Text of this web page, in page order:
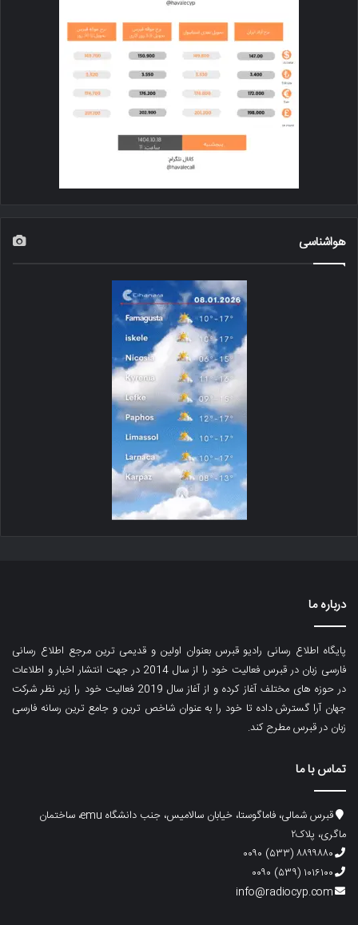
هواشناسی
درباره ما
پایگاه اطلاع رسانی رادیو قبرس بعنوان اولین و قدیمی ترین مرجع اطلاع رسانی
فارسی زبان در قبرس فعالیت خود را از سال 2014 در جهت انتشار اخبار و اطلاعات
در حوزه های مختلف آغاز کرده و از آغاز سال 2019 فعالیت خود را زیر نظر شرکت
جهان آرا گسترش داده تا خود را به عنوان شاخص ترین و جامع ترین رسانه فارسی
زبان در قبرس مطرح کند.
تماس با ما
قبرس شمالی، فاماگوستا، خیابان سالامیس، جنب دانشگاه emu، ساختمان
ماگری، پلاک۲
۸۸۹۹۸۸۰ (۵۳۳) ۰۰۹۰
۱۰۱۶۱۰۰ (۵۳۹) ۰۰۹۰
info@radiocyp.com